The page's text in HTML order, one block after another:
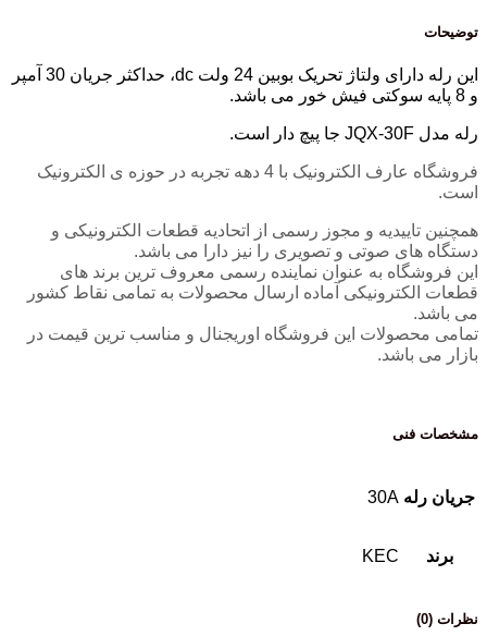
توضیحات
این رله دارای ولتاژ تحریک بوبین 24 ولت dc، حداکثر جریان 30 آمپر
و 8 پایه سوکتی فیش خور می باشد.
رله مدل JQX-30F جا پیچ دار است.
فروشگاه عارف الکترونیک با 4 دهه تجربه در حوزه ی الکترونیک
است.
همچنین تاییدیه و مجوز رسمی از اتحادیه قطعات الکترونیکی و
دستگاه های صوتی و تصویری را نیز دارا می باشد.
این فروشگاه به عنوان نماینده رسمی معروف ترین برند های
قطعات الکترونیکی آماده ارسال محصولات به تمامی نقاط کشور
می باشد.
تمامی محصولات این فروشگاه اوریجنال و مناسب ترین قیمت در
بازار می باشد.
مشخصات فنی
جریان رله 30A
برند KEC
نظرات (0)